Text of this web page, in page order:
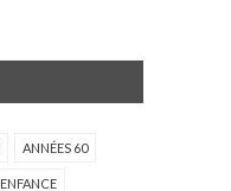
ANNÉES 60
ENFANCE